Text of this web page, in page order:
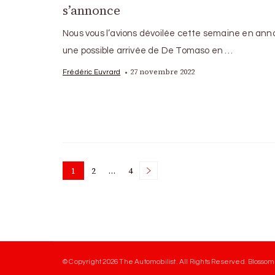
s’annonce
Nous vous l’avions dévoilée cette semaine en
une possible arrivée de De Tomaso en …
Frédéric Euvrard 27 novembre 2022
Posts
Page
1 Page
2 … Page
4
© Copyright 2026The Automobilist. All Rights Reserved.